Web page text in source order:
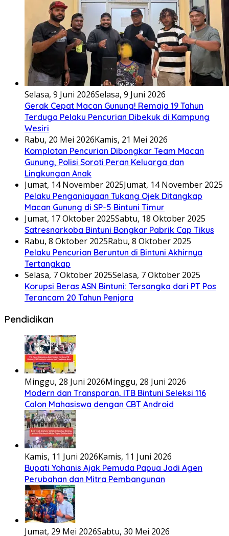
Selasa, 9 Juni 2026Selasa, 9 Juni 2026
Gerak Cepat Macan Gunung! Remaja 19 Tahun
Terduga Pelaku Pencurian Dibekuk di Kampung
Wesiri
Rabu, 20 Mei 2026Kamis, 21 Mei 2026
Komplotan Pencurian Dibongkar Team Macan
Gunung, Polisi Soroti Peran Keluarga dan
Lingkungan Anak
Jumat, 14 November 2025Jumat, 14 November 2025
Pelaku Penganiayaan Tukang Ojek Ditangkap
Macan Gunung di SP-5 Bintuni Timur
Jumat, 17 Oktober 2025Sabtu, 18 Oktober 2025
Satresnarkoba Bintuni Bongkar Pabrik Cap Tikus
Rabu, 8 Oktober 2025Rabu, 8 Oktober 2025
Pelaku Pencurian Beruntun di Bintuni Akhirnya
Tertangkap
Selasa, 7 Oktober 2025Selasa, 7 Oktober 2025
Korupsi Beras ASN Bintuni: Tersangka dari PT Pos
Terancam 20 Tahun Penjara
Pendidikan
Minggu, 28 Juni 2026Minggu, 28 Juni 2026
Modern dan Transparan, ITB Bintuni Seleksi 116
Calon Mahasiswa dengan CBT Android
Kamis, 11 Juni 2026Kamis, 11 Juni 2026
Bupati Yohanis Ajak Pemuda Papua Jadi Agen
Perubahan dan Mitra Pembangunan
Jumat, 29 Mei 2026Sabtu, 30 Mei 2026